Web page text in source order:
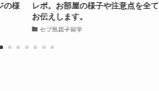
部屋の様子や注意点を全て
ポ。朝食や